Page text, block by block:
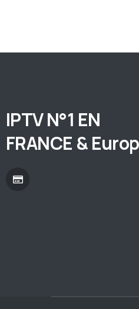
IPTV N°1 EN
FRANCE &